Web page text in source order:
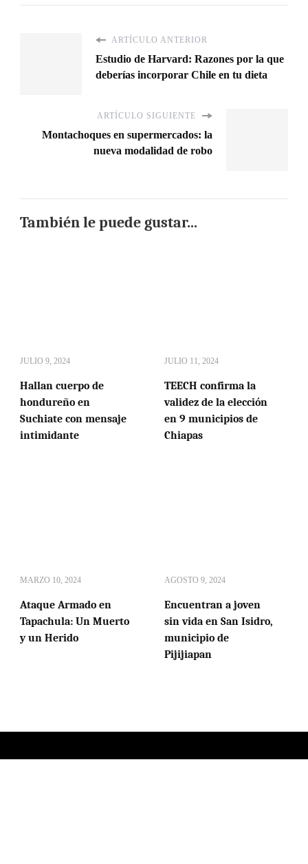
ARTÍCULO ANTERIOR
Estudio de Harvard: Razones por la que
deberías incorporar Chile en tu dieta
ARTÍCULO SIGUIENTE
Montachoques en supermercados: la
nueva modalidad de robo
También le puede gustar...
JULIO 9, 2024
Hallan cuerpo de
hondureño en
Suchiate con mensaje
intimidante
JULIO 11, 2024
TEECH confirma la
validez de la elección
en 9 municipios de
Chiapas
MARZO 10, 2024
Ataque Armado en
Tapachula: Un Muerto
y un Herido
AGOSTO 9, 2024
Encuentran a joven
sin vida en San Isidro,
municipio de
Pijijiapan